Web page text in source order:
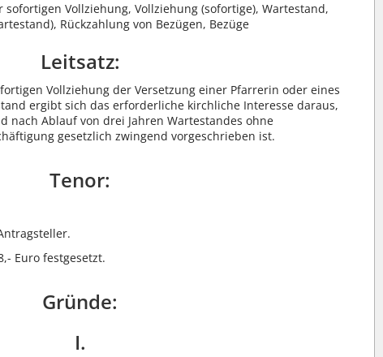
sofortigen Vollziehung, Vollziehung (sofortige), Wartestand,
Rückzahlung von Bezügen, Bezüge
Leitsatz:
Vollziehung der Versetzung einer Pfarrerin oder eines
ergibt sich das erforderliche kirchliche Interesse daraus,
nach Ablauf von drei Jahren Wartestandes ohne
gesetzlich zwingend vorgeschrieben ist.
Tenor:
Euro festgesetzt.
Gründe:
I.